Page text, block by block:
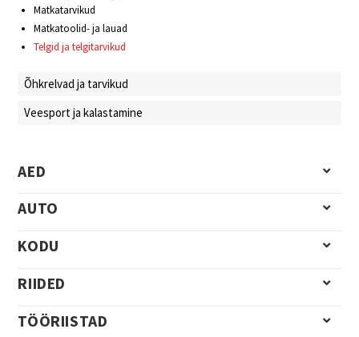
Matkatarvikud
Matkatoolid- ja lauad
Telgid ja telgitarvikud
Õhkrelvad ja tarvikud
Veesport ja kalastamine
AED
AUTO
KODU
RIIDED
TÖÖRIISTAD